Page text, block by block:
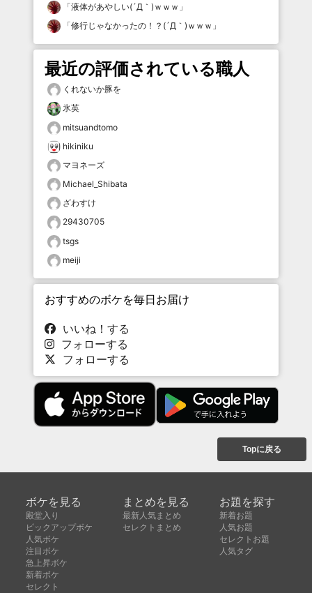
「液体があやしい(´Д｀)ｗｗｗ 」
「修行じゃなかったの！？(´Д｀)ｗｗｗ 」
最近の評価されている職人
くれないか豚を
氷英
mitsuandtomo
hikiniku
マヨネーズ
Michael_Shibata
ざわすけ
29430705
tsgs
meiji
おすすめのボケを毎日お届け
いいね！する
フォローする
フォローする
Topに戻る
ボケを見る
殿堂入り
ピックアップボケ
人気ボケ
注目ボケ
急上昇ボケ
新着ボケ
セレクト
まとめを見る
最新人気まとめ
セレクトまとめ
お題を探す
新着お題
人気お題
セレクトお題
人気タグ